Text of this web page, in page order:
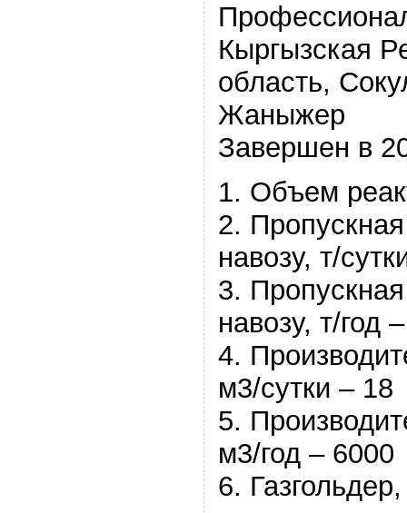
Кыргызская
область,
Жаныжер
Завершен в
1. Объем
2.
навозу, т/
3.
навозу, т/год
4.
м3/сутки – 18
5.
м3/год – 6000
6.